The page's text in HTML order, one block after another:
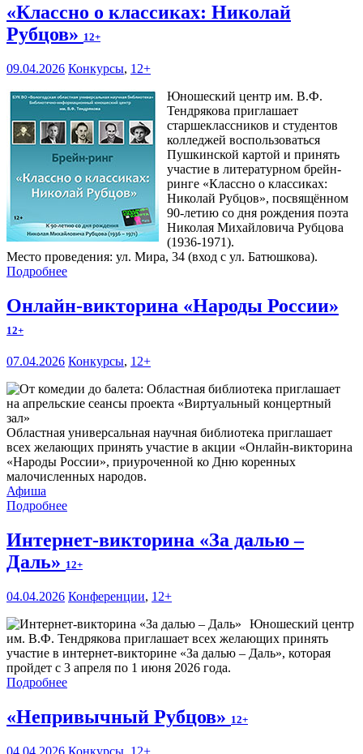
«Классно о классиках: Николай
Рубцов» 12+
09.04.2026 Конкурсы, 12+
Юношеский центр им. В.Ф.
Тендрякова приглашает
старшеклассников и студентов
колледжей воспользоваться
Пушкинской картой и принять
участие в литературном брейн-
ринге «Классно о классиках:
Николай Рубцов», посвящённом
90-летию со дня рождения поэта
Николая Михайловича Рубцова
(1936-1971).
Место проведения: ул. Мира, 34 (вход с ул. Батюшкова).
Подробнее
Онлайн-викторина «Народы России»
12+
07.04.2026 Конкурсы, 12+
Областная универсальная научная библиотека приглашает
всех желающих принять участие в акции «Онлайн-викторина
«Народы России», приуроченной ко Дню коренных
малочисленных народов.
Афиша
Подробнее
Интернет-викторина «За далью –
Даль» 12+
04.04.2026 Конференции, 12+
Юношеский центр
им. В.Ф. Тендрякова приглашает всех желающих принять
участие в интернет-викторине «За далью – Даль», которая
пройдет с 3 апреля по 1 июня 2026 года.
Подробнее
«Непривычный Рубцов» 12+
04.04.2026 Конкурсы 12+